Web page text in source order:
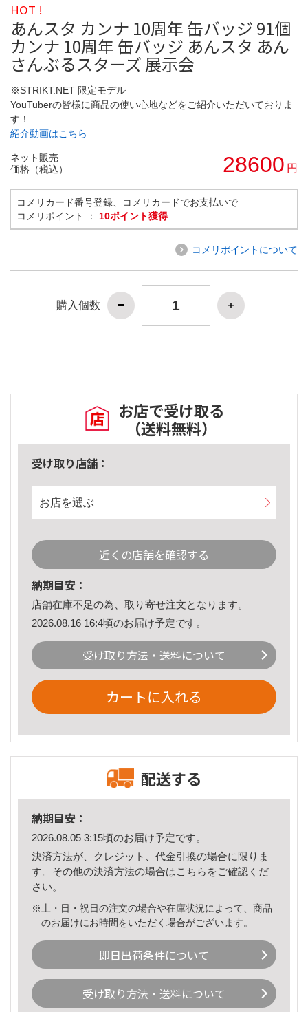
HOT !
あんスタ カンナ 10周年 缶バッジ 91個
カンナ 10周年 缶バッジ あんスタ あん
さんぶるスターズ 展示会
※STRIKT.NET 限定モデル
YouTuberの皆様に商品の使い心地などをご紹介いただいておりま
す！
紹介動画はこちら
ネット販売
価格（税込）
28600 円
コメリカード番号登録、コメリカードでお支払いで
コメリポイント ： 10ポイント獲得
コメリポイントについて
購入個数
お店で受け取る
（送料無料）
受け取り店舗：
お店を選ぶ
近くの店舗を確認する
納期目安：
店舗在庫不足の為、取り寄せ注文となります。
2026.08.16 16:4頃のお届け予定です。
受け取り方法・送料について
カートに入れる
配送する
納期目安：
2026.08.05 3:15頃のお届け予定です。
決済方法が、クレジット、代金引換の場合に限りま
す。その他の決済方法の場合はこちら をご確認くだ
さい。
※土・日・祝日の注文の場合や在庫状況によって、商品
のお届けにお時間をいただく場合がございます。
即日出荷条件について
受け取り方法・送料について